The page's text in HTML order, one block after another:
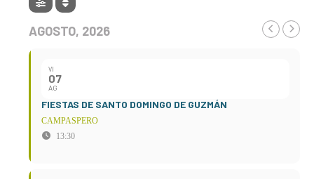
AGOSTO, 2026
VI
07
AG
FIESTAS DE SANTO DOMINGO DE GUZMÁN
CAMPASPERO
13:30